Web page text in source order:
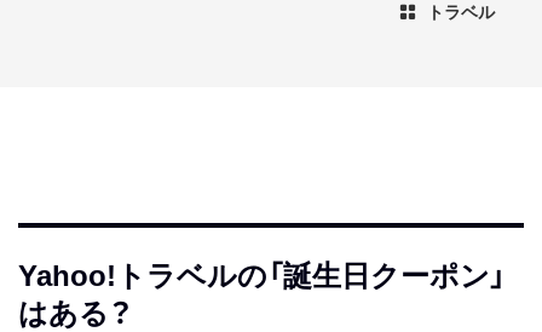
トラベル
Yahoo!トラベルの「誕生日クーポン」
はある？